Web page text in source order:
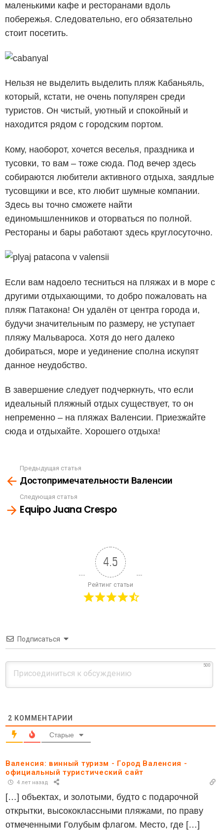
маленькими кафе и ресторанами вдоль
побережья. Следовательно, его обязательно
стоит посетить.
Нельзя не выделить выделить пляж Кабаньяль,
который, кстати, не очень популярен среди
туристов. Он чистый, уютный и спокойный и
находится рядом с городским портом.
Кому, наоборот, хочется веселья, праздника и
тусовки, то вам – тоже сюда. Под вечер здесь
собираются любители активного отдыха, заядлые
тусовщики и все, кто любит шумные компании.
Здесь вы точно сможете найти
единомышленников и оторваться по полной.
Рестораны и бары работают здесь круглосуточно.
Если вам надоело тесниться на пляжах и в море с
другими отдыхающими, то добро пожаловать на
пляж Патакона! Он удалён от центра города и,
будучи значительным по размеру, не уступает
пляжу Мальвароса. Хотя до него далеко
добираться, море и уединение сполна искупят
данное неудобство.
В завершение следует подчеркнуть, что если
идеальный пляжный отдых существует, то он
непременно – на пляжах Валенсии. Приезжайте
сюда и отдыхайте. Хорошего отдыха!
See
more
Предыдущая статья
Достопримечательности Валенсии
Следующая статья
Equipo Juana Crespo
4.5
Рейтинг статьи
Подписаться
500
2 КОММЕНТАРИИ
Старые
Валенсия: винный туризм - Город Валенсия -
официальный туристический сайт
4 лет назад
[…] объектах, и золотыми, будто с подарочной
открытки, высококлассными пляжами, по праву
отмеченными Голубым флагом. Место, где […]